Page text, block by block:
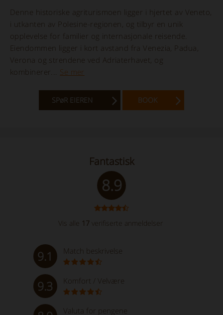
Denne historiske agriturismoen ligger i hjertet av Veneto,
i utkanten av Polesine-regionen, og tilbyr en unik
opplevelse for familier og internasjonale reisende.
Eiendommen ligger i kort avstand fra Venezia, Padua,
Verona og strendene ved Adriaterhavet, og
kombinerer... Se mer
SPøR EIEREN BOOK
8.9
Fantastisk
Vis alle 17 verifiserte anmeldelser
9.1 Match beskrivelse
9.3 Komfort / Velvære
Valuta for pengene